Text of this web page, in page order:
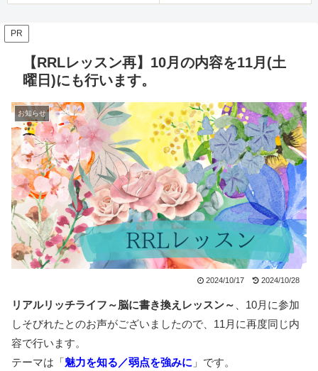
PR
【RRLレッスン再】10月の内容を11月(土
曜日)にも行います。
お知らせ
2024/10/17 2024/10/28
リアルリッチライフ～脳に書き換えレッスン～
、10月に参加
しそびれたとのお声がございましたので、11月に再度同じ内
容で行います。
テーマは「魅力を知る／弱点を強みに 」です。